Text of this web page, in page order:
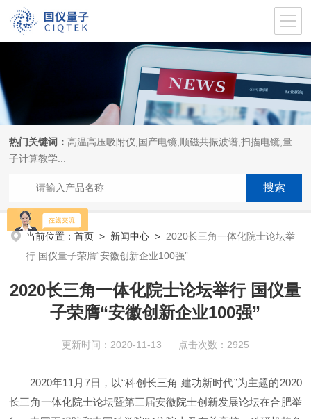
热门关键词： 高温高压吸附仪,国产电镜,顺磁共振波谱,扫描电镜,量
子计算教学...
当前位置：首页 > 新闻中心 > 2020长三角一体化院士论坛举
行 国仪量子荣膺“安徽创新企业100强”
2020长三角一体化院士论坛举行 国仪量
子荣膺“安徽创新企业100强”
更新时间：2020-11-13 点击次数：2925
2020年11月7日，以“科创长三角 建功新时代”为主题的2020
长三角一体化院士论坛暨第三届安徽院士创新发展论坛在合肥举